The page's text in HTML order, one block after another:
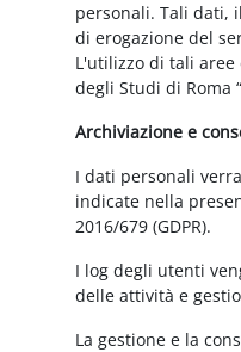
personali. Tali dati,
di erogazione del
L'utilizzo di tali aree
degli Studi di Roma
Archiviazione e
I dati personali
indicate nella
2016/679 (GDPR).
I log degli utenti
delle attività e
La gestione e la